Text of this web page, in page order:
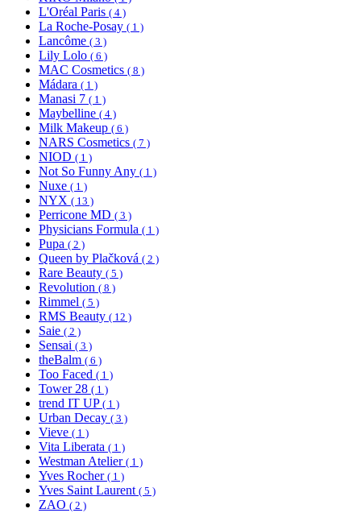
L'Oréal Paris ( 4 )
La Roche-Posay ( 1 )
Lancôme ( 3 )
Lily Lolo ( 6 )
MAC Cosmetics ( 8 )
Mádara ( 1 )
Manasi 7 ( 1 )
Maybelline ( 4 )
Milk Makeup ( 6 )
NARS Cosmetics ( 7 )
NIOD ( 1 )
Not So Funny Any ( 1 )
Nuxe ( 1 )
NYX ( 13 )
Perricone MD ( 3 )
Physicians Formula ( 1 )
Pupa ( 2 )
Queen by Plačková ( 2 )
Rare Beauty ( 5 )
Revolution ( 8 )
Rimmel ( 5 )
RMS Beauty ( 12 )
Saie ( 2 )
Sensai ( 3 )
theBalm ( 6 )
Too Faced ( 1 )
Tower 28 ( 1 )
trend IT UP ( 1 )
Urban Decay ( 3 )
Vieve ( 1 )
Vita Liberata ( 1 )
Westman Atelier ( 1 )
Yves Rocher ( 1 )
Yves Saint Laurent ( 5 )
ZAO ( 2 )